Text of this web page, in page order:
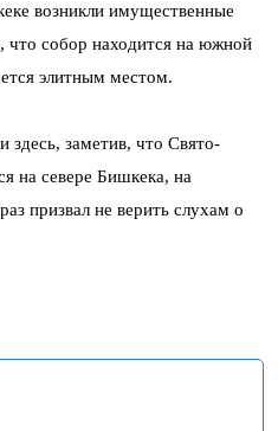
возникли имущественные
собор находится на южной
элитным местом.
здесь, заметив, что Свято-
на севере Бишкека, на
призвал не верить слухам о